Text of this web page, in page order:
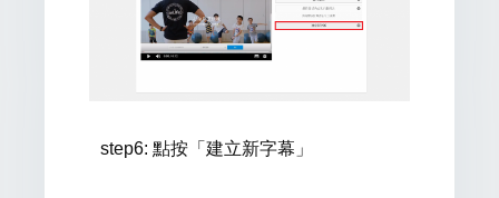
step6: 點按「建立新字幕」